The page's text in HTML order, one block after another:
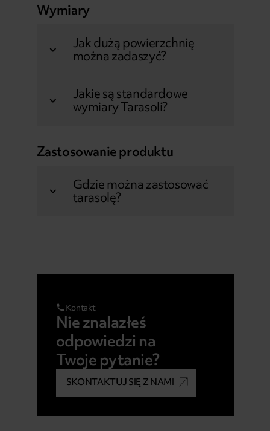
Wymiary
Jak dużą powierzchnię
można zadaszyć?
Jakie są standardowe
wymiary Tarasoli?
Zastosowanie produktu
Gdzie można zastosować
tarasolę?
Kontakt
Nie znalazłeś
odpowiedzi na
Twoje pytanie?
SKONTAKTUJ SIĘ Z NAMI